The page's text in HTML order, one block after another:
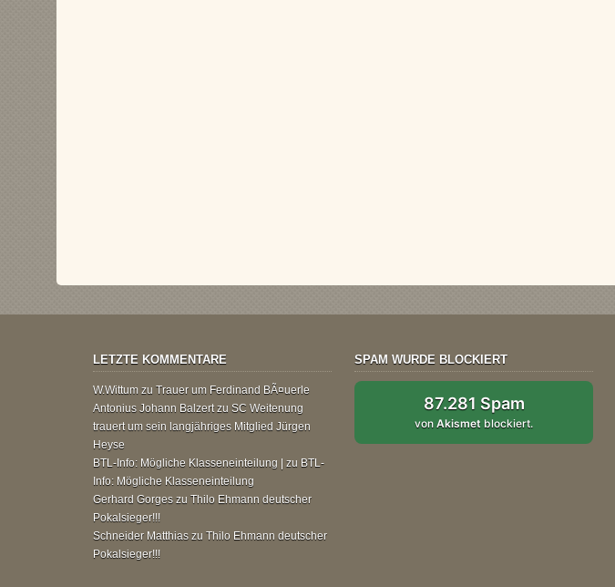
LETZTE KOMMENTARE
W.Wittum zu Trauer um Ferdinand BÃ¤uerle
Antonius Johann Balzertzu SC Weitenung
trauert um sein langjähriges Mitglied Jürgen
Heyse
BTL-Info: Mögliche Klasseneinteilung |
zu BTL-
Info: Mögliche Klasseneinteilung
Gerhard Gorges zu Thilo Ehmann deutscher
Pokalsieger!!!
Schneider Matthias zu Thilo Ehmann deutscher
Pokalsieger!!!
SPAM WURDE BLOCKIERT
87.281 Spam
vonAkismet blockiert.